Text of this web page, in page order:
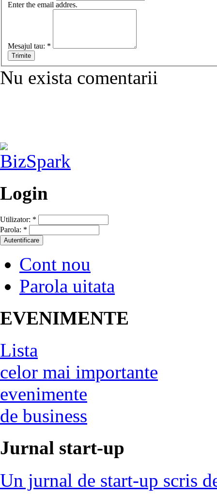
Enter the email addres.
Mesajul tau: *
Nu exista comentarii
Login
Utilizator: *
Parola: *
Cont nou
Parola uitata
EVENIMENTE
Lista
celor mai importante
evenimente
de business
Jurnal start-up
Un jurnal de start-up scris